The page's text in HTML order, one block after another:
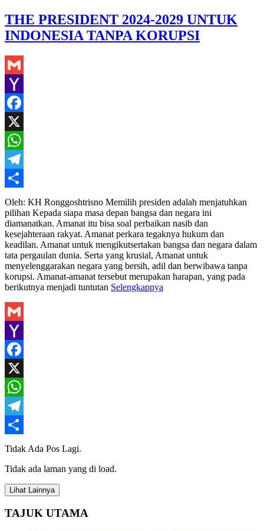
THE PRESIDENT 2024-2029 UNTUK
INDONESIA TANPA KORUPSI
Gmail
Yahoo
Mail
Facebook
X
WhatsApp
Telegram
Share
Oleh: KH Ronggoshtrisno Memilih presiden adalah menjatuhkan
pilihan Kepada siapa masa depan bangsa dan negara ini
diamanatkan. Amanat itu bisa soal perbaikan nasib dan
kesejahteraan rakyat. Amanat perkara tegaknya hukum dan
keadilan. Amanat untuk mengikutsertakan bangsa dan negara dalam
tata pergaulan dunia. Serta yang krusial, Amanat untuk
menyelenggarakan negara yang bersih, adil dan berwibawa tanpa
korupsi. Amanat-amanat tersebut merupakan harapan, yang pada
berikutnya menjadi tuntutan Selengkapnya
Gmail
Yahoo
Mail
Facebook
X
WhatsApp
Telegram
Share
Tidak Ada Pos Lagi.
Tidak ada laman yang di load.
Lihat Lainnya
TAJUK UTAMA